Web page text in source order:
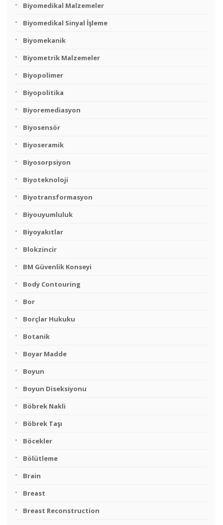
Biyomedikal Malzemeler
Biyomedikal Sinyal İşleme
Biyomekanik
Biyometrik Malzemeler
Biyopolimer
Biyopolitika
Biyoremediasyon
Biyosensör
Biyoseramik
Biyosorpsiyon
Biyoteknoloji
Biyotransformasyon
Biyouyumluluk
Biyoyakıtlar
Blokzincir
BM Güvenlik Konseyi
Body Contouring
Bor
Borçlar Hukuku
Botanik
Boyar Madde
Boyun
Boyun Diseksiyonu
Böbrek Nakli
Böbrek Taşı
Böcekler
Bölütleme
Brain
Breast
Breast Reconstruction